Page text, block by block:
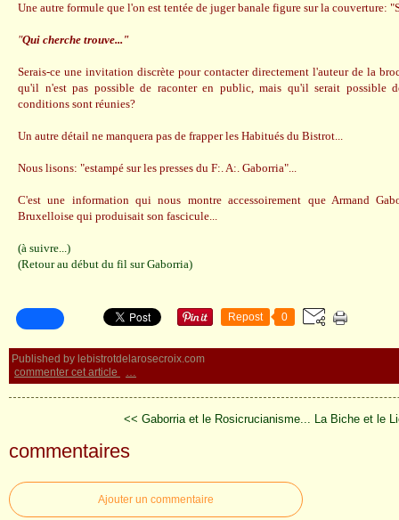
Une autre formule que l'on est tentée de juger banale figure sur la couverture:
"Qui cherche trouve..."
Serais-ce une invitation discrète pour contacter directement l'auteur de la
qu'il n'est pas possible de raconter en public, mais qu'il serait possible
conditions sont réunies?
Un autre détail ne manquera pas de frapper les Habitués du Bistrot...
Nous lisons: "estampé sur les presses du F:. A:. Gaborria"...
C'est une information qui nous montre accessoirement que Armand
Bruxelloise qui produisait son fascicule...
(à suivre...)
(Retour au début du fil sur Gaborria)
Repost 0
Published by lebistrotdelarosecroix.com
commenter cet article
…
<< Gaborria et le Rosicrucianisme... La Biche et le
commentaires
Ajouter un commentaire